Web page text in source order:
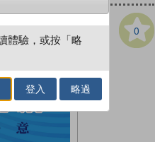
0
體驗，或按「略
登入 略過